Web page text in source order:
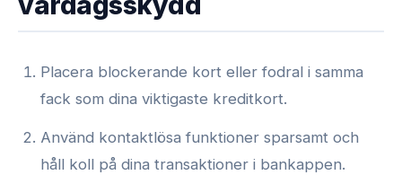
Placera blockerande kort eller fodral i samma
fack som dina viktigaste kreditkort.
Använd kontaktlösa funktioner sparsamt och
håll koll på dina transaktioner i bankappen.